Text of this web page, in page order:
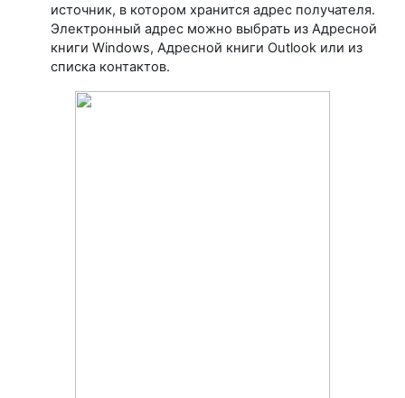
источник, в котором хранится адрес получателя.
Электронный адрес можно выбрать из Адресной
книги Windows, Адресной книги Outlook или из
списка контактов.